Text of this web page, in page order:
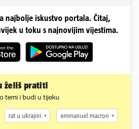
najbolje iskustvo portala. Čitaj,
u toku s najnovijim vijestima.
želiš pratiti
temi i budi u tijeku
rat u ukrajini emmanuel macron